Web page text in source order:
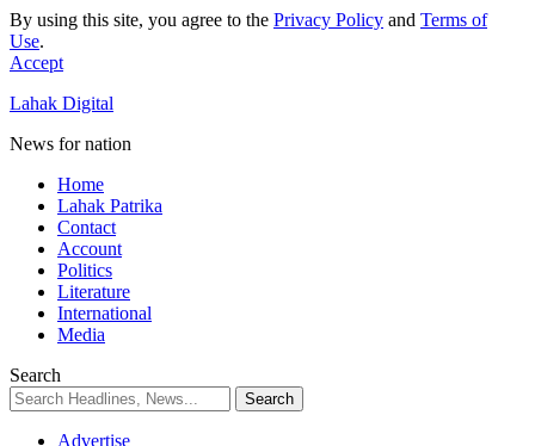
By using this site, you agree to the Privacy Policy and Terms of
Use.
Accept
Lahak Digital
News for nation
Home
Lahak Patrika
Contact
Account
Politics
Literature
International
Media
Search
Advertise